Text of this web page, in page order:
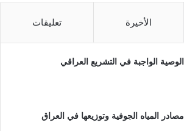
الأخيرة تعليقات
الوصية الواجبة في التشريع العراقي
مصادر المياه الجوفية وتوزيعها في العراق